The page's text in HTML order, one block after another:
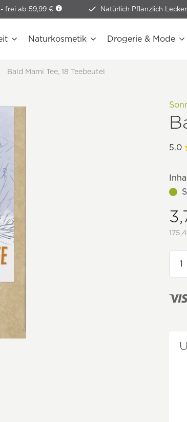
frei ab 59,99 € Natürlich Pflanzlich Lecker
Naturkosmetik Drogerie & Mode
Bald Mami Tee, 18 Teebeutel
5.0